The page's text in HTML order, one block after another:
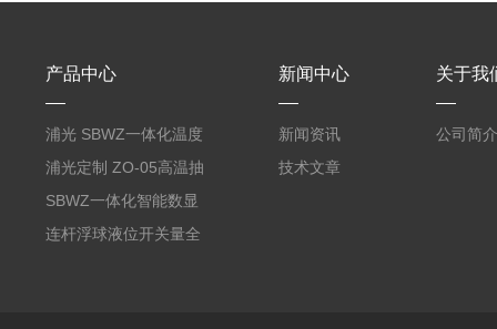
产品中心
浦光 SBWZ一体化温度
变送器传感器 防爆热电
阻PT100 数显远传4-
20mA2
浦光定制 ZO-05高温抽
气式氧化锆分析仪 防爆
耐腐蚀检测仪
SBWZ一体化智能数显
温度变送器传感器防爆
连杆浮球液位开关量全
新闻中心
新闻资讯
技术文章
关于我
公司简介